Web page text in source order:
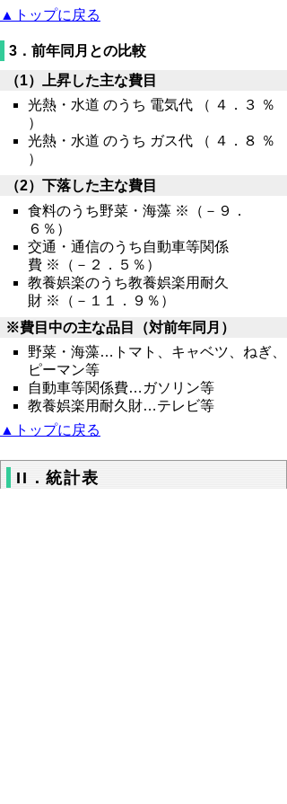
▲トップに戻る
3．前年同月との比較
（1）上昇した主な費目
光熱・水道 のうち 電気代 （ ４．３ ％
）
光熱・水道 のうち ガス代 （ ４．８ ％
）
（2）下落した主な費目
食料のうち野菜・海藻 ※（－９．
６％）
交通・通信のうち自動車等関係
費 ※（－２．５％）
教養娯楽のうち教養娯楽用耐久
財 ※（－１１．９％）
※費目中の主な品目（対前年同月）
野菜・海藻…トマト、キャベツ、ねぎ、
ピーマン等
自動車等関係費…ガソリン等
教養娯楽用耐久財…テレビ等
▲トップに戻る
II．統計表